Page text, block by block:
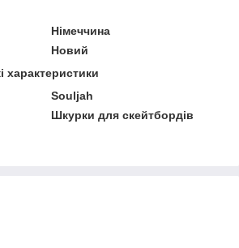
Німеччина
Новий
характеристики
Souljah
Шкурки для скейтбордів